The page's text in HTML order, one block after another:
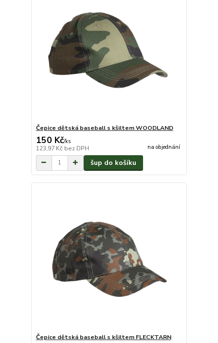
Čepice dětská baseball s kšiltem WOODLAND
150 Kč/ks
123,97 Kč bez DPH na objednání
šup do košíku
Čepice dětská baseball s kšiltem FLECKTARN